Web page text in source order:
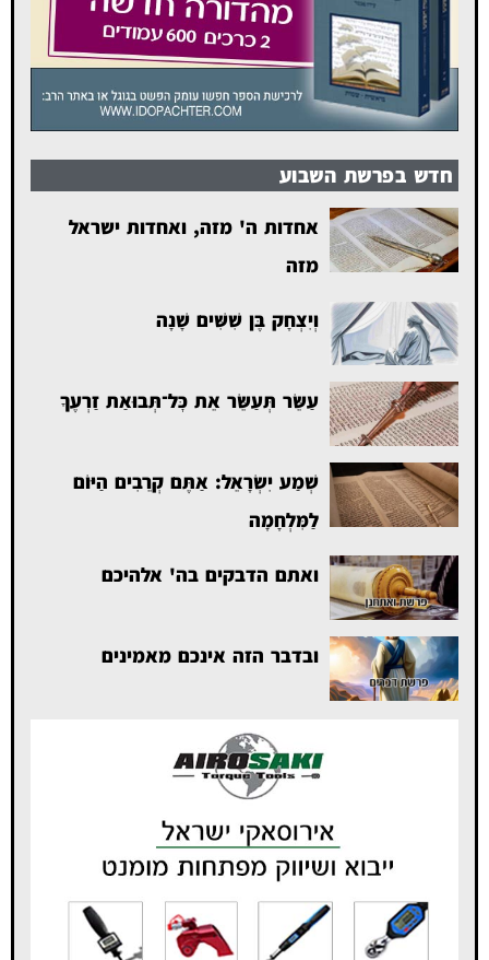
חדש בפרשת השבוע
אחדות ה' מזה, ואחדות ישראל
מזה
וְיִצְחָק בֶּן שִׁשִּׁים שָׁנָה
עַשֵּׂר תְּעַשֵּׂר אֵת כׇּל־תְּבוּאַת זַרְעֶךָ
שְׁמַע יִשְׂרָאֵל: אַתֶּם קְרֵבִים הַיּוֹם
לַמִּלְחָמָה
ואתם הדבקים בה' אלהיכם
ובדבר הזה אינכם מאמינים